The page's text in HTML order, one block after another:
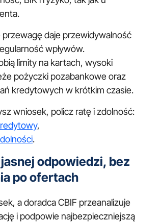
przewagę daje przewidywalność
wpływów.
limity na kartach, wysoki
pożyczki pozabankowe oraz
kredytowych w krótkim czasie.
wniosek, policz ratę i zdolność:
,
.
odpowiedzi, bez
po ofertach
a doradca CBIF przeanalizuje
i podpowie najbezpieczniejszą